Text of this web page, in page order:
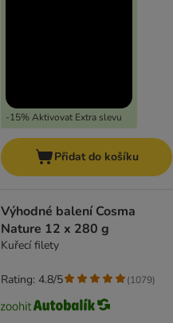
-15% Aktivovat Extra slevu
Přidat do košíku
Výhodné balení Cosma
Nature 12 x 280 g
Kuřecí filety
Rating: 4.8/5 (1079)